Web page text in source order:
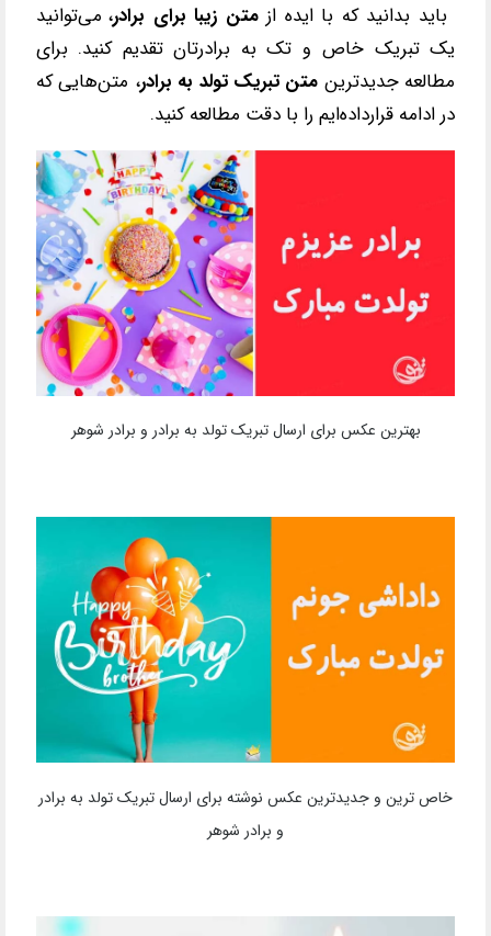
باید بدانید که با ایده ازمتن زیبا برای برادر، می‌توانید
یک تبریک خاص و تک به برادرتان تقدیم کنید. برای
مطالعه جدیدترین متن تبریک تولد به برادر، متن‌هایی که
در ادامه قرارداده‌ایم را با دقت مطالعه کنید.
بهترین عکس برای ارسال تبریک تولد به برادر و برادر شوهر
خاص ترین و جدیدترین عکس نوشته برای ارسال تبریک تولد به برادر
و برادر شوهر